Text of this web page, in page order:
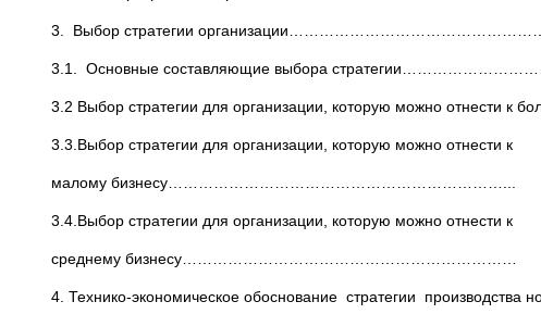
3. Выбор стратегии организации……………………………………………
3.1. Основные составляющие выбора
3.2 Выбор стратегии для организации, которую можно
3.3.Выбор стратегии для организации, которую можно отнести к
малому бизнесу…………………………………………………………...
3.4.Выбор стратегии для организации, которую можно отнести к
среднему бизнесу…………………………………………………………
4. Технико-экономическое обоснование стратегии